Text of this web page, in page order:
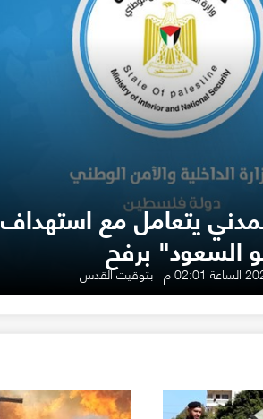
يتعامل مع استهداف
السعود" برفح